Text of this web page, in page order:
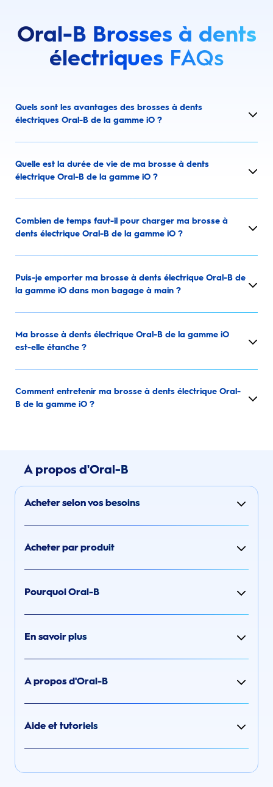
Oral-B Brosses à dents
électriques FAQs
Quels sont les avantages des brosses à dents
électriques Oral-B de la gamme iO ?
Quelle est la durée de vie de ma brosse à dents
électrique Oral-B de la gamme iO ?
Combien de temps faut-il pour charger ma brosse à
dents électrique Oral-B de la gamme iO ?
Puis-je emporter ma brosse à dents électrique Oral-B de
la gamme iO dans mon bagage à main ?
Ma brosse à dents électrique Oral-B de la gamme iO
est-elle étanche ?
Comment entretenir ma brosse à dents électrique Oral-
B de la gamme iO ?
A propos d'Oral-B
Acheter selon vos besoins
Acheter par produit
Pourquoi Oral-B
En savoir plus
A propos d'Oral-B
Aide et tutoriels